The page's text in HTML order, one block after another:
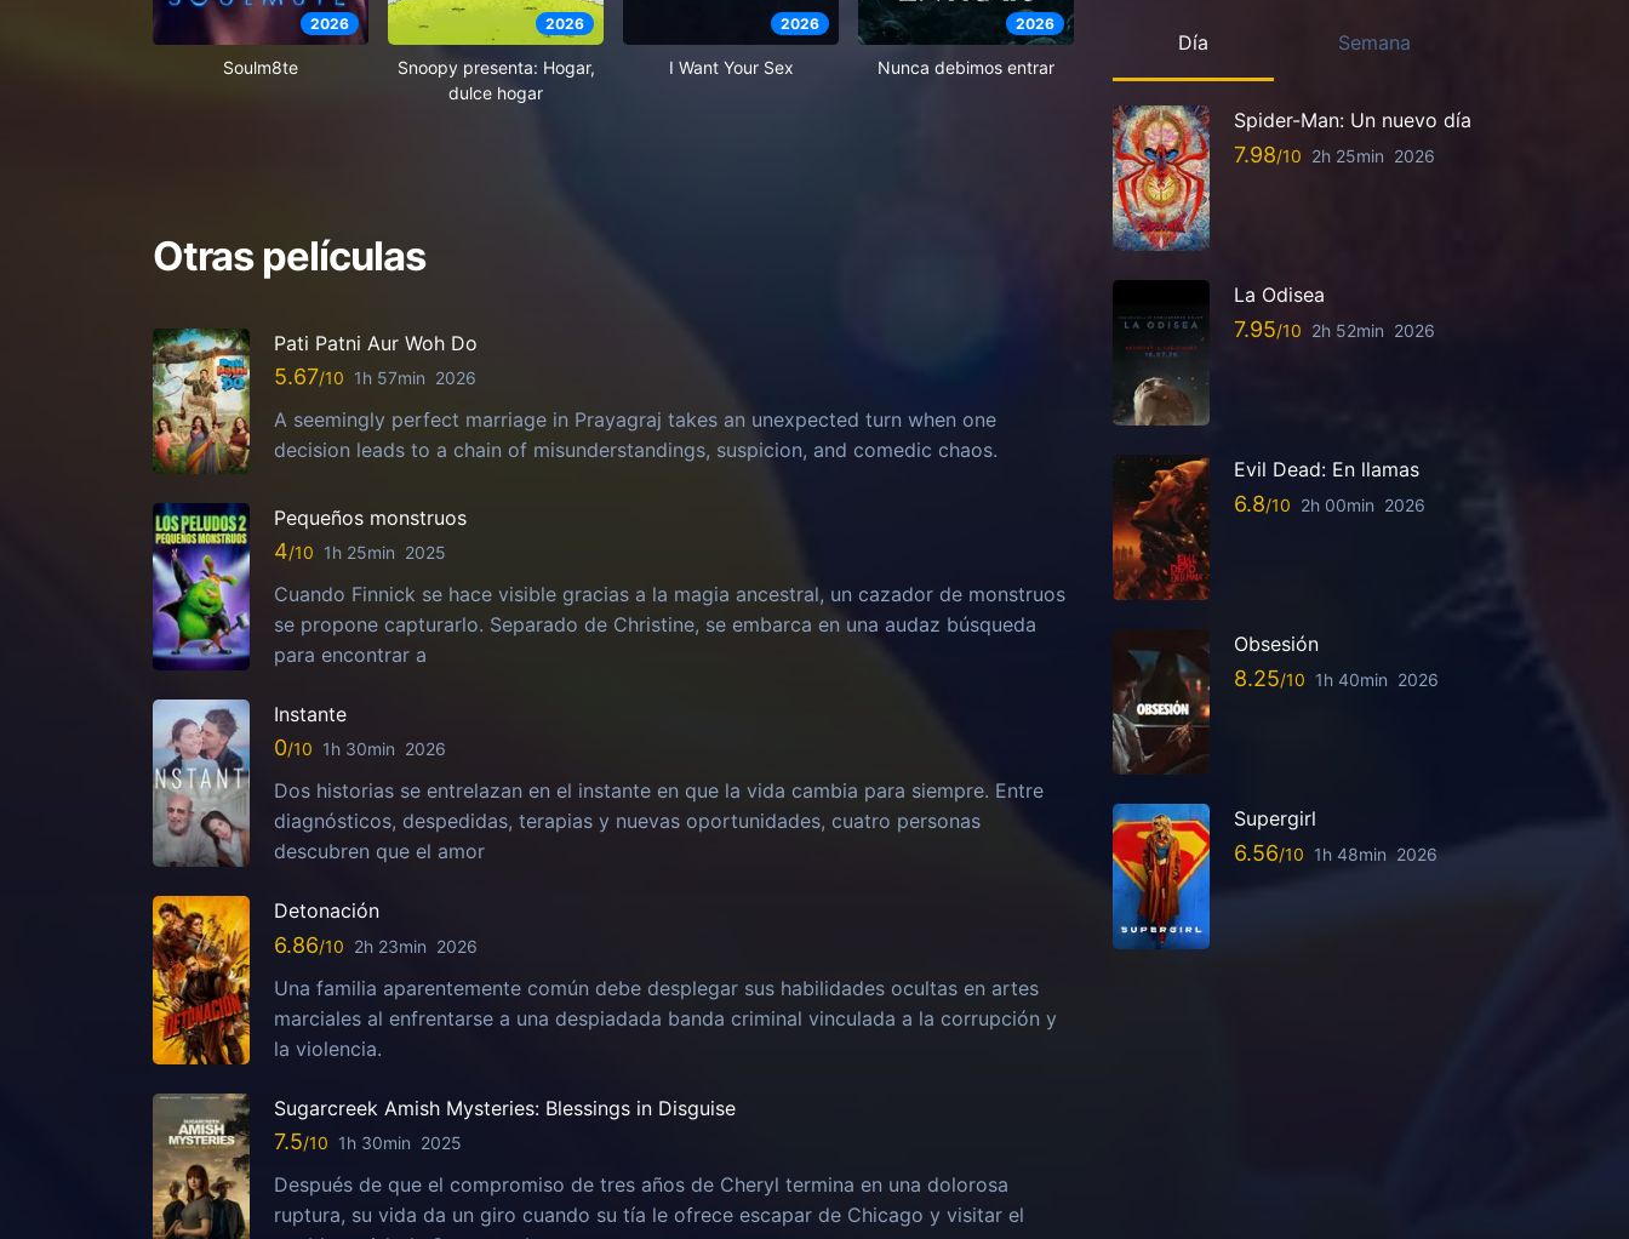
2026
Soulm8te
2026
Snoopy presenta: Hogar,
dulce hogar
2026
I Want Your Sex
2026
Nunca debimos entrar
Otras películas
Pati Patni Aur Woh Do
5.67 1h 57min 2026
A seemingly perfect marriage in Prayagraj takes an unexpected turn when one
decision leads to a chain of misunderstandings, suspicion, and comedic chaos.
Pequeños monstruos
4 1h 25min 2025
Cuando Finnick se hace visible gracias a la magia ancestral, un cazador de monstruos
se propone capturarlo. Separado de Christine, se embarca en una audaz búsqueda
para encontrar a
Instante
0 1h 30min 2026
Dos historias se entrelazan en el instante en que la vida cambia para siempre. Entre
diagnósticos, despedidas, terapias y nuevas oportunidades, cuatro personas
descubren que el amor
Detonación
6.86 2h 23min 2026
Una familia aparentemente común debe desplegar sus habilidades ocultas en artes
marciales al enfrentarse a una despiadada banda criminal vinculada a la corrupción y
la violencia.
Sugarcreek Amish Mysteries: Blessings in Disguise
7.5 1h 30min 2025
Después de que el compromiso de tres años de Cheryl termina en una dolorosa
ruptura, su vida da un giro cuando su tía le ofrece escapar de Chicago y visitar el
Día Semana
Spider-Man: Un nuevo día
7.98 2h 25min 2026
La Odisea
7.95 2h 52min 2026
Evil Dead: En llamas
6.8 2h 00min 2026
Obsesión
8.25 1h 40min 2026
Supergirl
6.56 1h 48min 2026